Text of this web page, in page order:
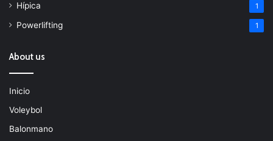
Hípica 1
Powerlifting 1
About us
Inicio
Voleybol
Balonmano